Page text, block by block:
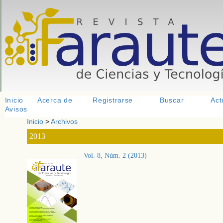
Inicio Acerca de Registrarse Buscar > <
Avisos
Inicio >Archivos
2013
Vol. 8, Núm. 2 (2013)